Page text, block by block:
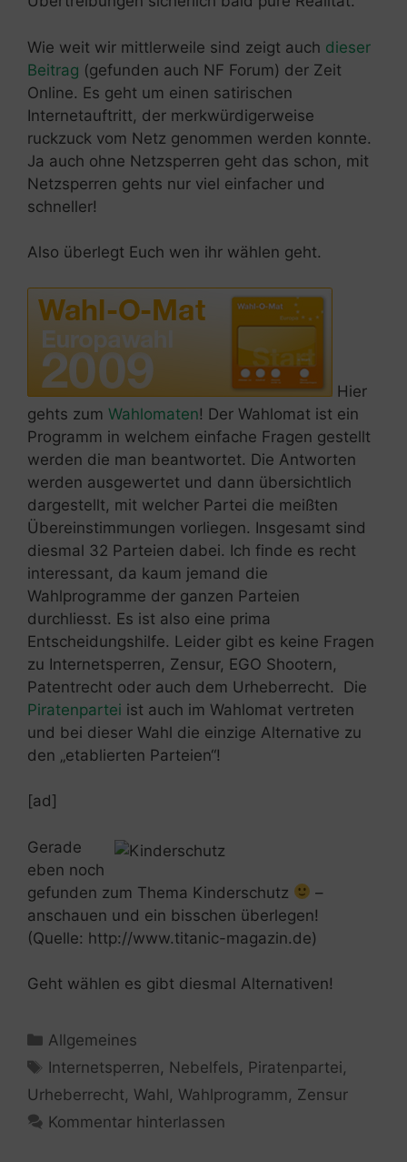
Wie weit wir mittlerweile sind zeigt auch dieser
Beitrag (gefunden auch NF Forum) der Zeit
Online. Es geht um einen satirischen
Internetauftritt, der merkwürdigerweise
ruckzuck vom Netz genommen werden konnte.
Ja auch ohne Netzsperren geht das schon, mit
Netzsperren gehts nur viel einfacher und
schneller!
Also überlegt Euch wen ihr wählen geht.
Hier
gehts zum Wahlomaten! Der Wahlomat ist ein
Programm in welchem einfache Fragen gestellt
werden die man beantwortet. Die Antworten
werden ausgewertet und dann übersichtlich
dargestellt, mit welcher Partei die meißten
Übereinstimmungen vorliegen. Insgesamt sind
diesmal 32 Parteien dabei. Ich finde es recht
interessant, da kaum jemand die
Wahlprogramme der ganzen Parteien
durchliesst. Es ist also eine prima
Entscheidungshilfe. Leider gibt es keine Fragen
zu Internetsperren, Zensur, EGO Shootern,
Patentrecht oder auch dem Urheberrecht. Die
Piratenpartei ist auch im Wahlomat vertreten
und bei dieser Wahl die einzige Alternative zu
den „etablierten Parteien“!
[ad]
Gerade
eben noch
gefunden zum Thema Kinderschutz
–
anschauen und ein bisschen überlegen!
(Quelle: http://www.titanic-magazin.de)
Geht wählen es gibt diesmal Alternativen!
Kategorien
Allgemeines
Schlagwörter
Internetsperren, Nebelfels, Piratenpartei,
Urheberrecht, Wahl , Wahlprogramm, Zensur
Kommentar hinterlassen